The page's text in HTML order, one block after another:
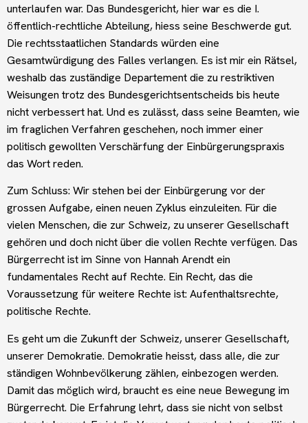
unterlaufen war. Das Bundesgericht, hier war es die I.
öffentlich-rechtliche Abteilung, hiess seine Beschwerde gut.
Die rechtsstaatlichen Standards würden eine
Gesamtwürdigung des Falles verlangen. Es ist mir ein Rätsel,
weshalb das zuständige Departement die zu restriktiven
Weisungen trotz des Bundesgerichtsentscheids bis heute
nicht verbessert hat. Und es zulässt, dass seine Beamten, wie
im fraglichen Verfahren geschehen, noch immer einer
politisch gewollten Verschärfung der Einbürgerungspraxis
das Wort reden.
Zum Schluss: Wir stehen bei der Einbürgerung vor der
grossen Aufgabe, einen neuen Zyklus einzuleiten. Für die
vielen Menschen, die zur Schweiz, zu unserer Gesellschaft
gehören und doch nicht über die vollen Rechte verfügen. Das
Bürgerrecht ist im Sinne von Hannah Arendt ein
fundamentales Recht auf Rechte. Ein Recht, das die
Voraussetzung für weitere Rechte ist: Aufenthaltsrechte,
politische Rechte.
Es geht um die Zukunft der Schweiz, unserer Gesellschaft,
unserer Demokratie. Demokratie heisst, dass alle, die zur
ständigen Wohnbevölkerung zählen, einbezogen werden.
Damit das möglich wird, braucht es eine neue Bewegung im
Bürgerrecht. Die Erfahrung lehrt, dass sie nicht von selbst